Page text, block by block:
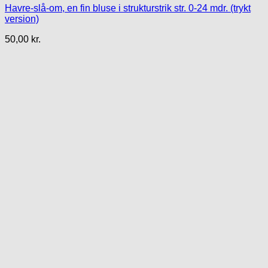
Havre-slå-om, en fin bluse i strukturstrik str. 0-24 mdr. (trykt
version)
50,00 kr.